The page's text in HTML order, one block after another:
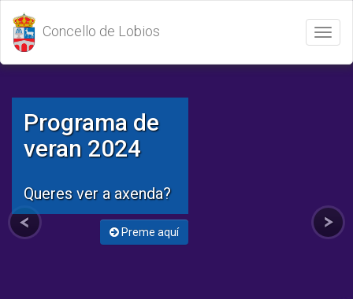
Abrir
/
Cerrar
Concello de Lobios
Programa de
veran 2024
Queres ver a axenda?
Preme aquí